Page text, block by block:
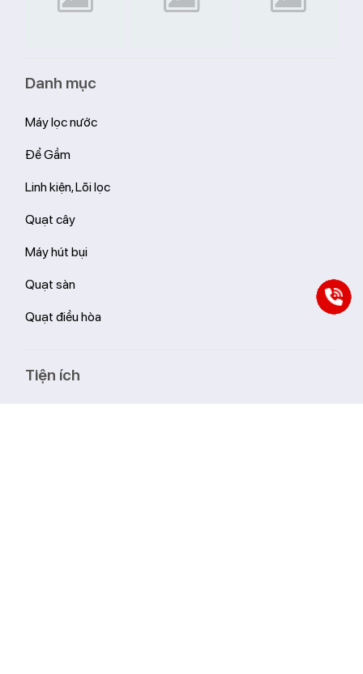
Danh mục
Máy lọc nước
Để Gầm
Linh kiện, Lõi lọc
Quạt cây
Máy hút bụi
Quạt sàn
Quạt điều hòa
Tiện ích